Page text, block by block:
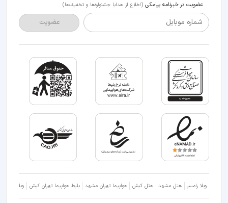
عضویت در خبرنامه پیامکی (اطلاع از هدایا جشنواره‌ها و تخفیف‌ها)
شماره موبایل عضویت
ویلا رامسر هتل مشهد هتل کیش هواپیما تهران مشهد بلیط هواپیما تهران کیش ویلا شمال